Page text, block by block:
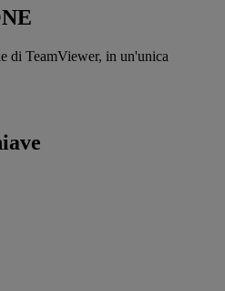
di TeamViewer, in un'unica